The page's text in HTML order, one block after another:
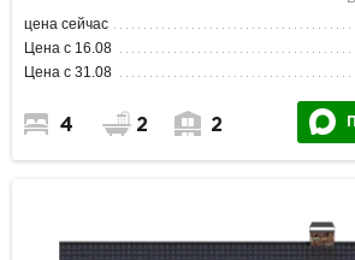
цена сейчас
Цена с 16.08
Цена с 31.08
4 2 2